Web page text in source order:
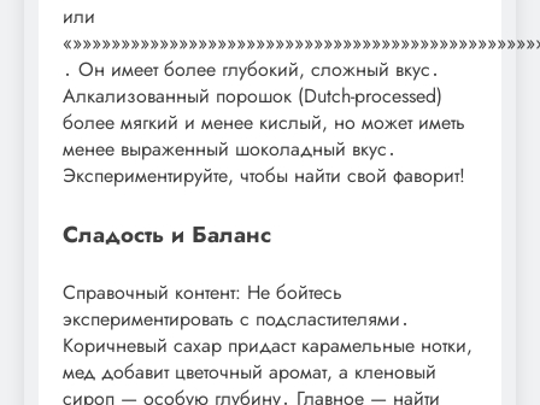
или
․ Он имеет более глубокий, сложный вкус․
Алкализованный порошок (Dutch-processed)
более мягкий и менее кислый, но может иметь
менее выраженный шоколадный вкус․
Экспериментируйте, чтобы найти свой фаворит!
Сладость и Баланс
Справочный контент: Не бойтесь
экспериментировать с подсластителями․
Коричневый сахар придаст карамельные нотки,
мед добавит цветочный аромат, а кленовый
сироп — особую глубину․ Главное — найти